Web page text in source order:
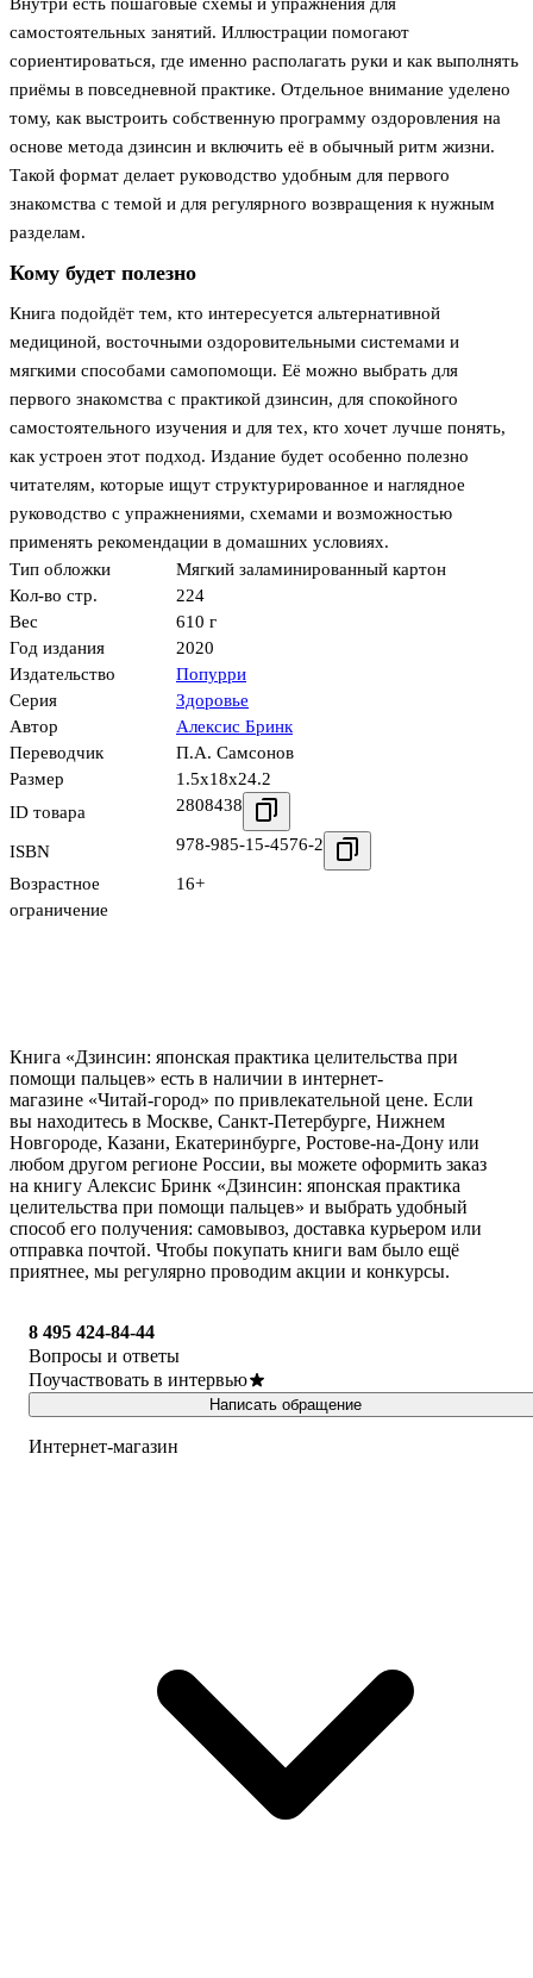
Внутри есть пошаговые схемы и упражнения для
самостоятельных занятий. Иллюстрации помогают
сориентироваться, где именно располагать руки и как выполнять
приёмы в повседневной практике. Отдельное внимание уделено
тому, как выстроить собственную программу оздоровления на
основе метода дзинсин и включить её в обычный ритм жизни.
Такой формат делает руководство удобным для первого
знакомства с темой и для регулярного возвращения к нужным
разделам.
Кому будет полезно
Книга подойдёт тем, кто интересуется альтернативной
медициной, восточными оздоровительными системами и
мягкими способами самопомощи. Её можно выбрать для
первого знакомства с практикой дзинсин, для спокойного
самостоятельного изучения и для тех, кто хочет лучше понять,
как устроен этот подход. Издание будет особенно полезно
читателям, которые ищут структурированное и наглядное
руководство с упражнениями, схемами и возможностью
применять рекомендации в домашних условиях.
Тип обложки
Мягкий заламинированный картон
Кол-во стр.
224
Вес
610 г
Год издания
2020
Издательство
Попурри
Серия
Здоровье
Автор
Алексис Бринк
Переводчик
П.А. Самсонов
Размер
1.5x18x24.2
ID товара
2808438
ISBN 978-985-15-4576-2
Возрастное
ограничение
16+
Книга «Дзинсин: японская практика целительства при
помощи пальцев» есть в наличии в интернет-
магазине «Читай-город» по привлекательной цене. Если
вы находитесь в Москве, Санкт-Петербурге, Нижнем
Новгороде, Казани, Екатеринбурге, Ростове-на-Дону или
любом другом регионе России, вы можете оформить заказ
на книгу Алексис Бринк «Дзинсин: японская практика
целительства при помощи пальцев» и выбрать удобный
способ его получения: самовывоз, доставка курьером или
отправка почтой. Чтобы покупать книги вам было ещё
приятнее, мы регулярно проводим акции и конкурсы.
8 495 424-84-44
Вопросы и ответы
Поучаствовать в интервью
Написать обращение
Интернет-магазин